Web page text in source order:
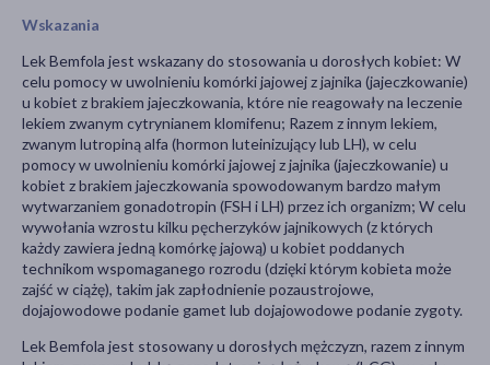
Wskazania
Lek Bemfola jest wskazany do stosowania u dorosłych kobiet: W
celu pomocy w uwolnieniu komórki jajowej z jajnika (jajeczkowanie)
u kobiet z brakiem jajeczkowania, które nie reagowały na leczenie
lekiem zwanym cytrynianem klomifenu; Razem z innym lekiem,
zwanym lutropiną alfa (hormon luteinizujący lub LH), w celu
pomocy w uwolnieniu komórki jajowej z jajnika (jajeczkowanie) u
kobiet z brakiem jajeczkowania spowodowanym bardzo małym
wytwarzaniem gonadotropin (FSH i LH) przez ich organizm; W celu
wywołania wzrostu kilku pęcherzyków jajnikowych (z których
każdy zawiera jedną komórkę jajową) u kobiet poddanych
technikom wspomaganego rozrodu (dzięki którym kobieta może
zajść w ciążę), takim jak zapłodnienie pozaustrojowe,
dojajowodowe podanie gamet lub dojajowodowe podanie zygoty.
Lek Bemfola jest stosowany u dorosłych mężczyzn, razem z innym